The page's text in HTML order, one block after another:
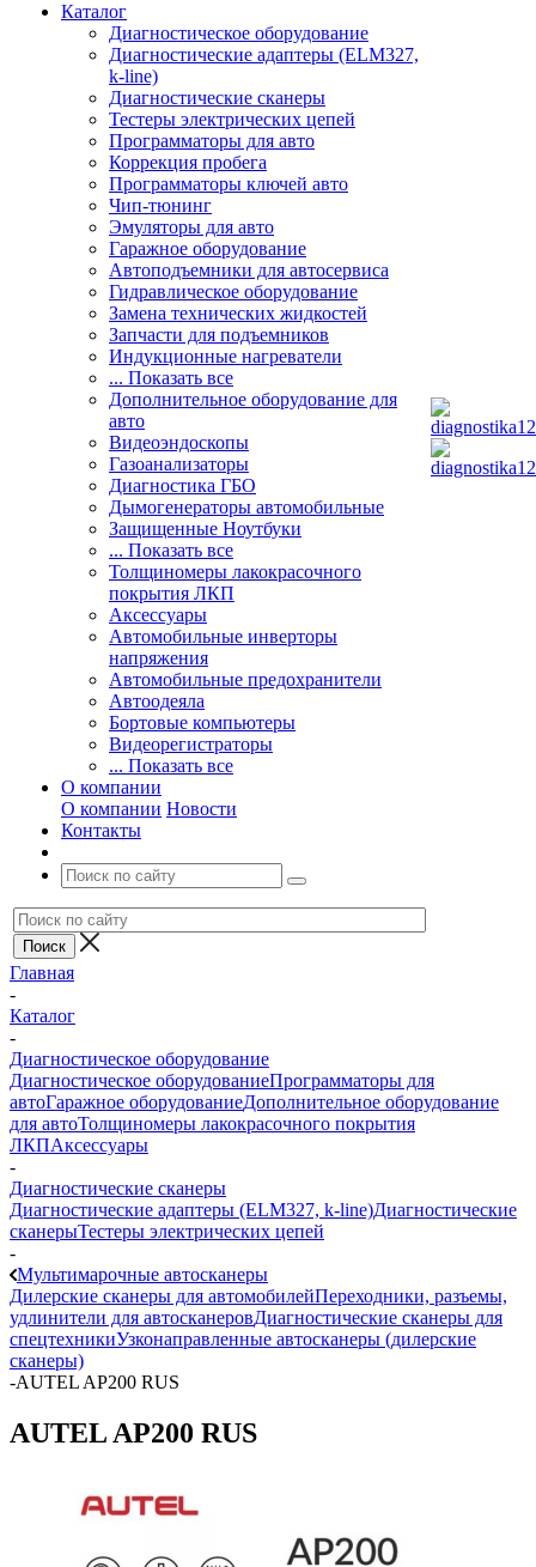
Каталог
Диагностическое оборудование
Диагностические адаптеры (ELM327,
k-line)
Диагностические сканеры
Тестеры электрических цепей
Программаторы для авто
Коррекция пробега
Программаторы ключей авто
Чип-тюнинг
Эмуляторы для авто
Гаражное оборудование
Автоподъемники для автосервиса
Гидравлическое оборудование
Замена технических жидкостей
Запчасти для подъемников
Индукционные нагреватели
... Показать все
Дополнительное оборудование для
авто
Видеоэндоскопы
Газоанализаторы
Диагностика ГБО
Дымогенераторы автомобильные
Защищенные Ноутбуки
... Показать все
Толщиномеры лакокрасочного
покрытия ЛКП
Аксессуары
Автомобильные инверторы
напряжения
Автомобильные предохранители
Автоодеяла
Бортовые компьютеры
Видеорегистраторы
... Показать все
О компании
О компании Новости
Контакты
Главная
-
Каталог
-
Диагностическое оборудование
Диагностическое оборудованиеПрограмматоры для
автоГаражное оборудованиеДополнительное оборудование
для автоТолщиномеры лакокрасочного покрытия
ЛКПАксессуары
-
Диагностические сканеры
Диагностические адаптеры (ELM327, k-line)Диагностические
сканерыТестеры электрических цепей
-
Мультимарочные автосканеры
Дилерские сканеры для автомобилейПереходники, разъемы,
удлинители для автосканеровДиагностические сканеры для
спецтехникиУзконаправленные автосканеры (дилерские
сканеры)
-AUTEL AP200 RUS
AUTEL AP200 RUS